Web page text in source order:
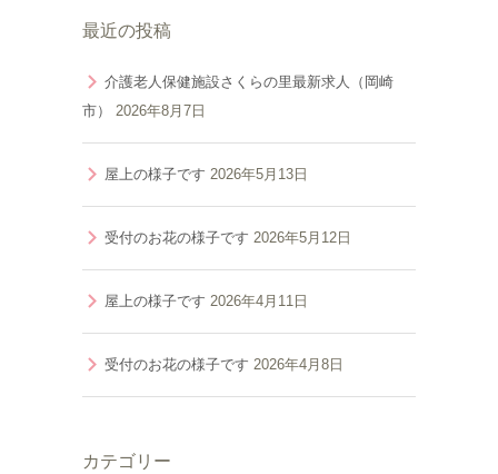
最近の投稿
介護老人保健施設さくらの里最新求人（岡崎
市）
2026年8月7日
屋上の様子です 2026年5月13日
受付のお花の様子です 2026年5月12日
屋上の様子です 2026年4月11日
受付のお花の様子です 2026年4月8日
カテゴリー